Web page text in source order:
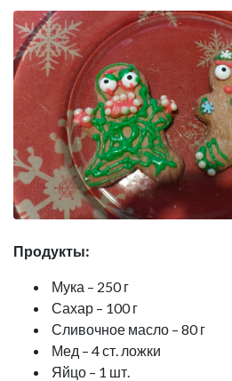
Продукты:
Мука – 250 г
Сахар – 100 г
Сливочное масло – 80 г
Мед – 4 ст. ложки
Яйцо – 1 шт.